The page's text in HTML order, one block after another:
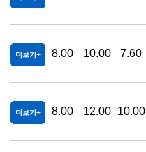
더보기 8.00 10.00 7.60
더보기 8.00 12.00 10.00